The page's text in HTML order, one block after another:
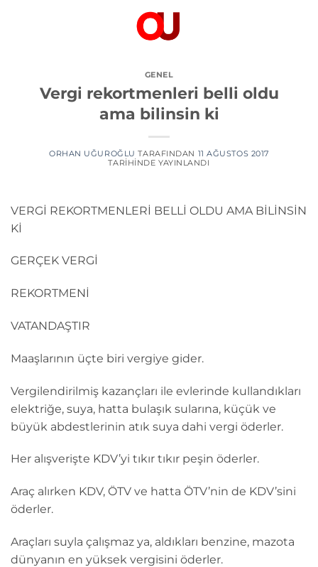
GENEL
Vergi rekortmenleri belli oldu
ama bilinsin ki
ORHAN UĞUROĞLU TARAFINDAN 11 AĞUSTOS 2017
TARIHINDE YAYINLANDI
VERGİ REKORTMENLERİ BELLİ OLDU AMA BİLİNSİN
Kİ
GERÇEK VERGİ
REKORTMENİ
VATANDAŞTIR
Maaşlarının üçte biri vergiye gider.
Vergilendirilmiş kazançları ile evlerinde kullandıkları
elektriğe, suya, hatta bulaşık sularına, küçük ve
büyük abdestlerinin atık suya dahi vergi öderler.
Her alışverişte KDV’yi tıkır tıkır peşin öderler.
Araç alırken KDV, ÖTV ve hatta ÖTV’nin de KDV’sini
öderler.
Araçları suyla çalışmaz ya, aldıkları benzine, mazota
dünyanın en yüksek vergisini öderler.